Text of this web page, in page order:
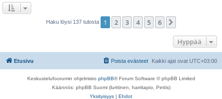
Haku löysi 137 tulosta 1 2 3 4 5 6
Hyppää
Etusivu Kaikki ajat ovat UTC+03:00
Poista evästeet
Keskustelufoorumin ohjelmisto phpBB® Forum Software © phpBB Limited
Käännös: phpBB Suomi (lurttinen, harritapio, Pettis)
Yksityisyys | Ehdot